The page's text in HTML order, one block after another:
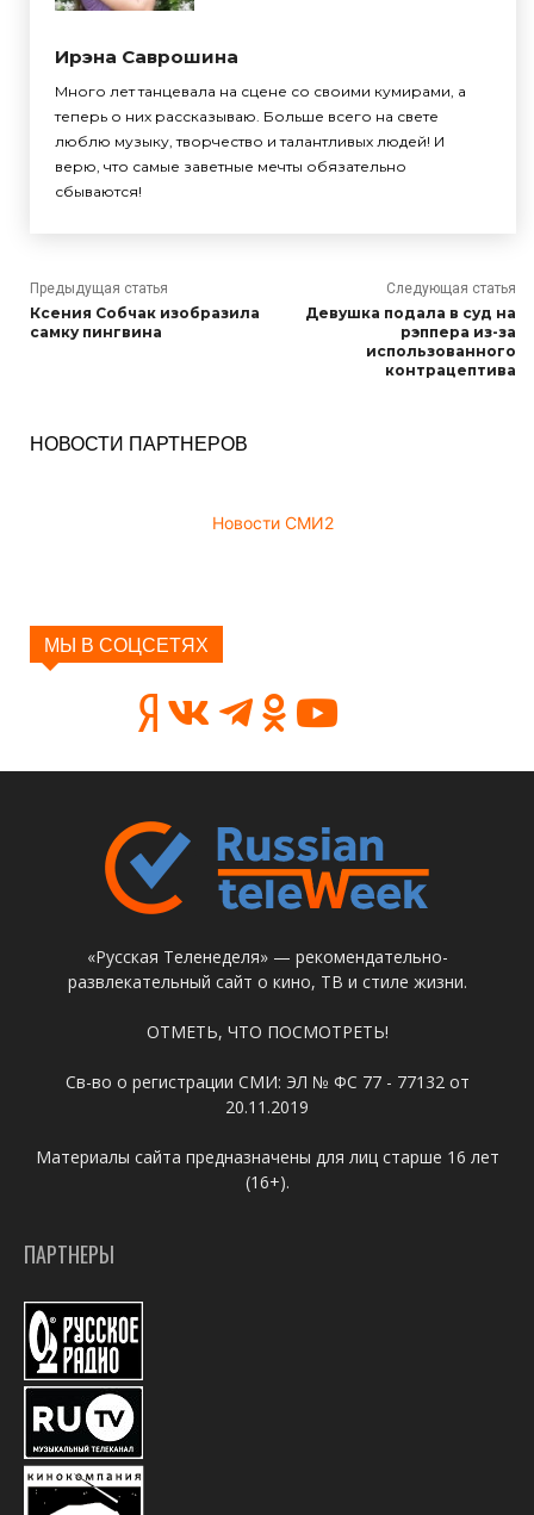
Ирэна Саврошина
Много лет танцевала на сцене со своими кумирами, а
теперь о них рассказываю. Больше всего на свете
люблю музыку, творчество и талантливых людей! И
верю, что самые заветные мечты обязательно
сбываются!
Предыдущая статья
Ксения Собчак изобразила
самку пингвина
Следующая статья
Девушка подала в суд на
рэппера из-за
использованного
контрацептива
НОВОСТИ ПАРТНЕРОВ
Новости СМИ2
МЫ В СОЦСЕТЯХ
«Русская Теленеделя» — рекомендательно-
развлекательный сайт о кино, ТВ и стиле жизни.
ОТМЕТЬ, ЧТО ПОСМОТРЕТЬ!
Св-во о регистрации СМИ: ЭЛ № ФС 77 - 77132 от
20.11.2019
Материалы сайта предназначены для лиц старше 16 лет
(16+).
ПАРТНЕРЫ